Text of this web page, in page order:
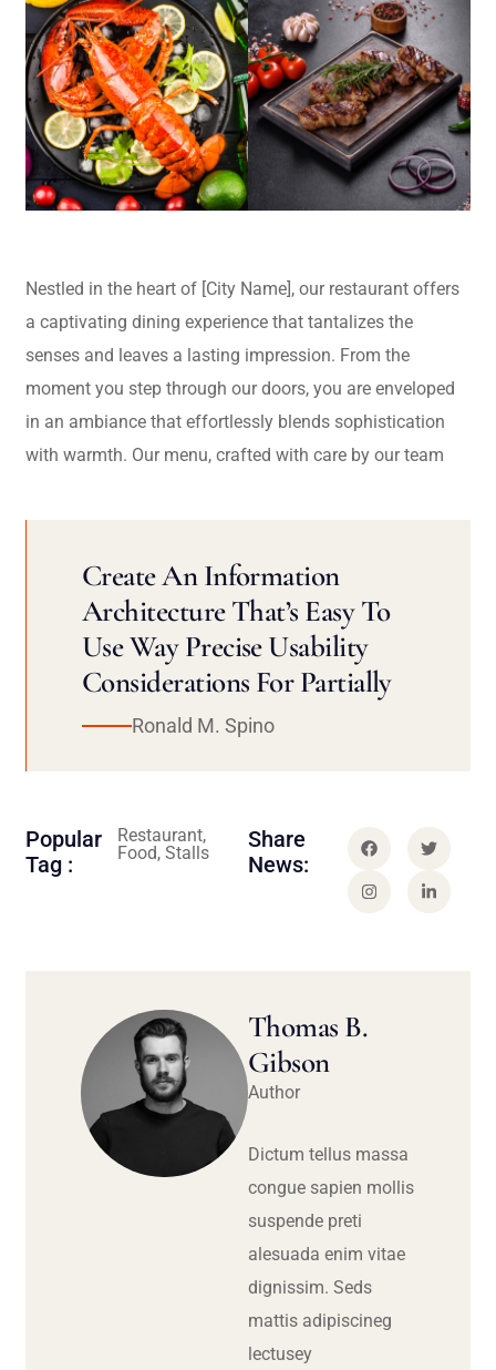
Nestled in the heart of [City Name], our restaurant offers
a captivating dining experience that tantalizes the
senses and leaves a lasting impression. From the
moment you step through our doors, you are enveloped
in an ambiance that effortlessly blends sophistication
with warmth. Our menu, crafted with care by our team
Create An Information
Architecture That’s Easy To
Use Way Precise Usability
Considerations For Partially
Ronald M. Spino
Popular
Tag :
Restaurant,
Food, Stalls
Share
News:
Thomas B.
Gibson
Author
Dictum tellus massa
congue sapien mollis
suspende preti
alesuada enim vitae
dignissim. Seds
mattis adipiscineg
lectusey